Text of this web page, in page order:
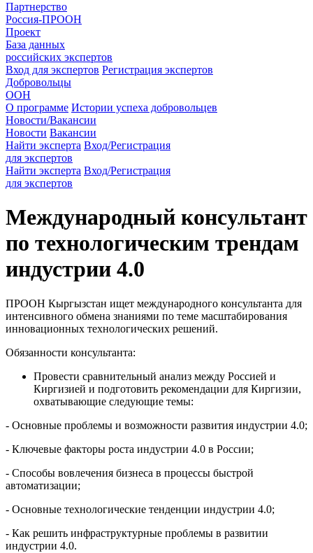
Партнерство
Россия-ПРООН
Проект
База данных
российских экспертов
Вход для экспертов Регистрация экспертов
Добровольцы
ООН
О программе Истории успеха добровольцев
Новости/Вакансии
Новости Вакансии
Найти эксперта Вход/Регистрация
для экспертов
Найти эксперта Вход/Регистрация
для экспертов
Международный консультант
по технологическим трендам
индустрии 4.0
ПРООН Кыргызстан ищет международного консультанта для
интенсивного обмена знаниями по теме масштабирования
инновационных технологических решений.
Обязанности консультанта:
Провести сравнительный анализ между Россией и
Киргизией и подготовить рекомендации для Киргизии,
охватывающие следующие темы:
- Основные проблемы и возможности развития индустрии 4.0;
- Ключевые факторы роста индустрии 4.0 в России;
- Способы вовлечения бизнеса в процессы быстрой
автоматизации;
- Основные технологические тенденции индустрии 4.0;
- Как решить инфраструктурные проблемы в развитии
индустрии 4.0.